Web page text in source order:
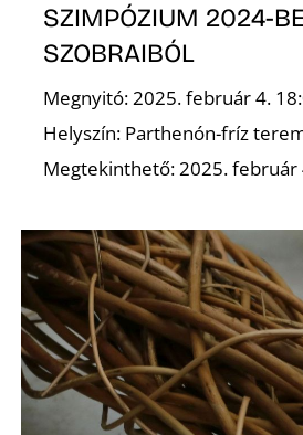
SZIMPÓZIUM 2024-
SZOBRAIBÓL
Megnyitó: 2025. február 4.
Helyszín: Parthenón-fríz
Megtekinthető: 2025. február